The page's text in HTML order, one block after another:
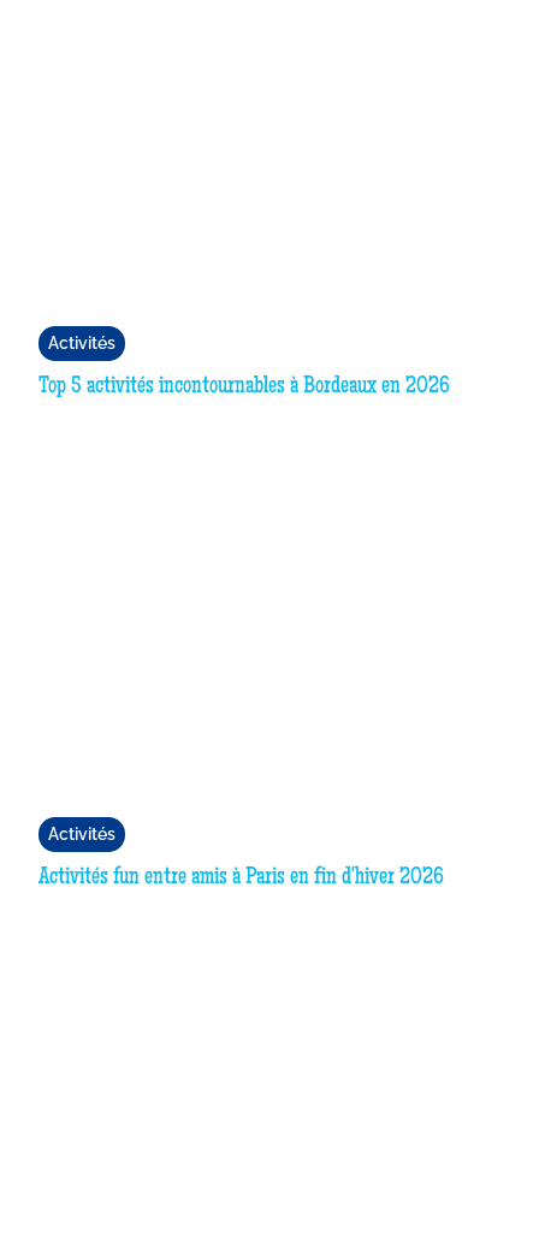
Activités
Top 5 activités incontournables à Bordeaux en 2026
Activités
Activités fun entre amis à Paris en fin d'hiver 2026